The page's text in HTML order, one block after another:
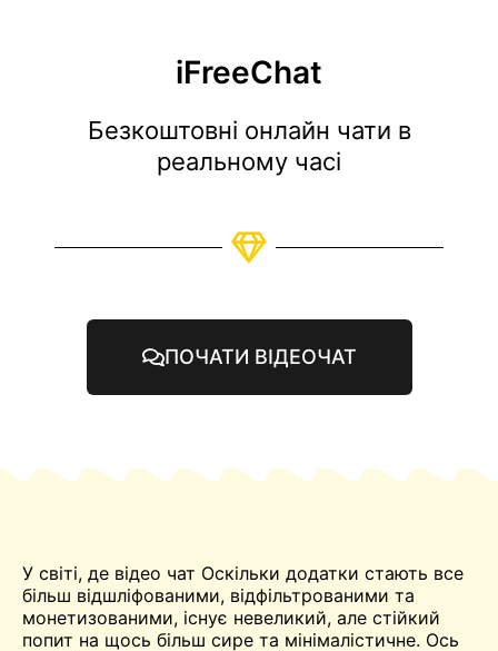
iFreeChat
Безкоштовні онлайн чати в
реальному часі
ПОЧАТИ ВІДЕОЧАТ
У світі, де відео чат Оскільки додатки стають все
більш відшліфованими, відфільтрованими та
монетизованими, існує невеликий, але стійкий
попит на щось більш сире та мінімалістичне. Ось